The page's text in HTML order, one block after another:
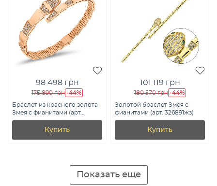
98 498 грн
175 890 грн -44%
Браслет из красного золота
Змея с фианитами (арт.
326869)
Купить
101 119 грн
180 570 грн -44%
Золотой браслет Змея с
фианитами (арт. 326891жз)
Купить
Показать еще